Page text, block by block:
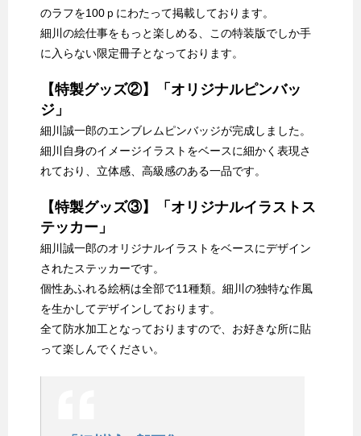
のラフを100ｐにわたって掲載しております。
細川の絵仕事をもっと楽しめる、この特装版でしか手
に入らない限定冊子となっております。
【特製グッズ②】「オリジナルピンバッ
ジ」
細川誠一郎のエンブレムピンバッジが完成しました。
細川自身のイメージイラストをベースに細かく表現さ
れており、立体感、高級感のある一品です。
【特製グッズ③】「オリジナルイラストス
テッカー」
細川誠一郎のオリジナルイラストをベースにデザイン
されたステッカーです。
個性あふれる絵柄は全部で11種類。細川の独特な作風
を生かしてデザインしております。
全て防水加工となっておりますので、お好きな所に貼
って楽しんでください。